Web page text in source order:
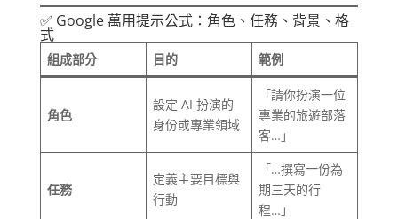
✅ Google 萬用提示公式：角色、任務、背景、格
式
組成部分 目的 範例
角色
設定 AI 扮演的
身份或專業領域
「請你扮演一位
專業的旅遊部落
客…」
任務
定義主要目標與
行動
「…撰寫一份為
期三天的行
程…」